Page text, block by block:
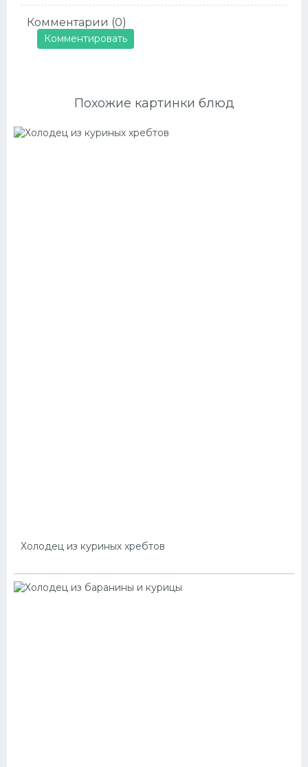
Комментарии (0)
Комментировать
Похожие картинки блюд
Холодец из куриных хребтов